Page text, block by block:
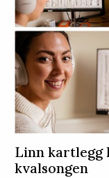
Linn kartlegg
kvalsongen